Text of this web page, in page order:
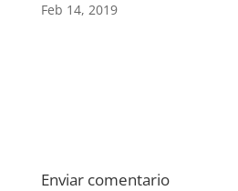
Feb 14, 2019
Enviar comentario